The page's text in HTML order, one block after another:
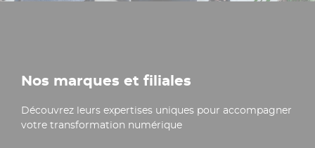
Nos marques et filiales
Découvrez leurs expertises uniques pour accompagner
votre transformation numérique